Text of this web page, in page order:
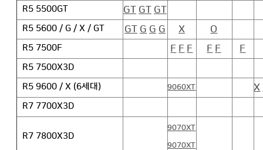
R5 5500GT GT GT GT
R5 5600 / G / X / GT GT G G G X O
R5 7500F F F F F F F
R5 7500X3D
R5 9600 / X (6세대) 9060XT X
R7 7700X3D
R7 7800X3D
9070XT
9070XT